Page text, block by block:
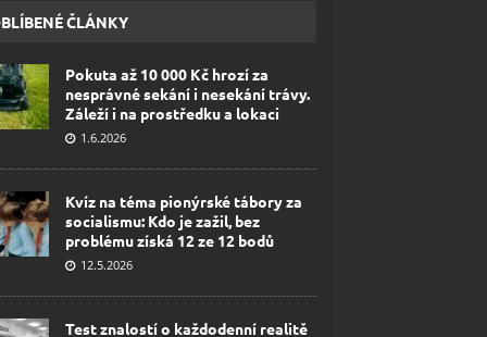
ČLÁNKY
Pokuta až 10 000 Kč hrozí za
nesprávné sekání i nesekání trávy.
Záleží i na prostředku a lokaci
1.6.2026
Kvíz na téma pionýrské tábory za
socialismu: Kdo je zažil, bez
problému získá 12 ze 12 bodů
12.5.2026
Test znalostí o každodenní realitě